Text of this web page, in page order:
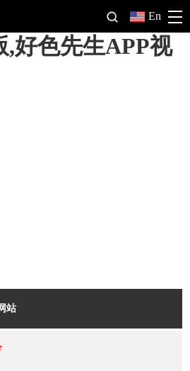
,好色先生TV网站,
,好色先生APP视
En
站